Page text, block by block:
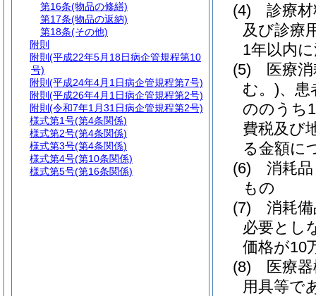
(4)
診療
及び診療
1年以内
(5)
医療
む。)、患
ののうち
費税及び
る金額に
(6)
消耗
もの
(7)
消耗
必要とし
価格が10
(8)
医療
用具等で
第16条(物品の修繕)
第17条(物品の返納)
第18条(その他)
附則
附則 (平成22年5月18日病企管規程第10
号)
附則 (平成24年4月1日病企管規程第7号)
附則 (平成26年4月1日病企管規程第2号)
附則 (令和7年1月31日病企管規程第2号)
様式第1号(第4条関係)
様式第2号(第4条関係)
様式第3号(第4条関係)
様式第4号(第10条関係)
様式第5号(第16条関係)